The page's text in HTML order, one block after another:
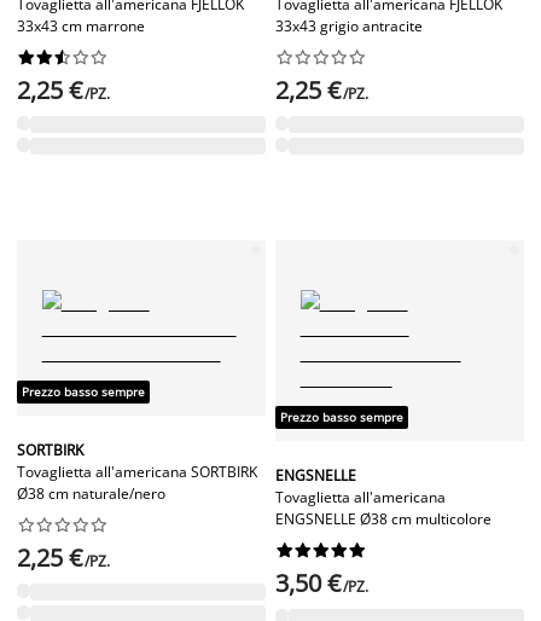
33x43 cm marrone






2,25 €/PZ.
33x43 grigio antracite






2,25 €/PZ.
Prezzo basso sempre
SORTBIRK
Tovaglietta all'americana SORTBIRK
Ø38 cm naturale/nero






2,25 €/PZ.
Prezzo basso sempre
ENGSNELLE
Tovaglietta all'americana
ENGSNELLE Ø38 cm multicolore






3,50 €/PZ.